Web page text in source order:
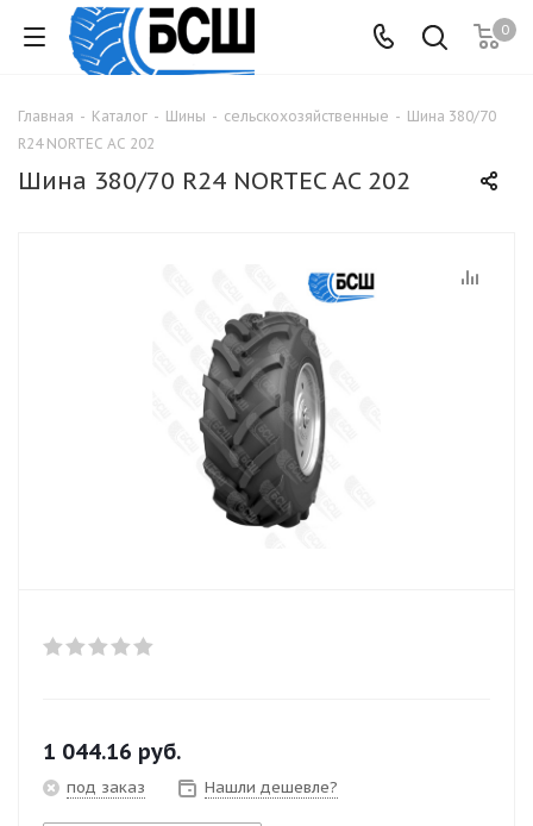
0
Главная - Каталог - Шины - сельскохозяйственные - Шина 380/70
R24 NORTEC AC 202
Шина 380/70 R24 NORTEC AC 202
1 044.16 руб.
под заказ Нашли дешевле?